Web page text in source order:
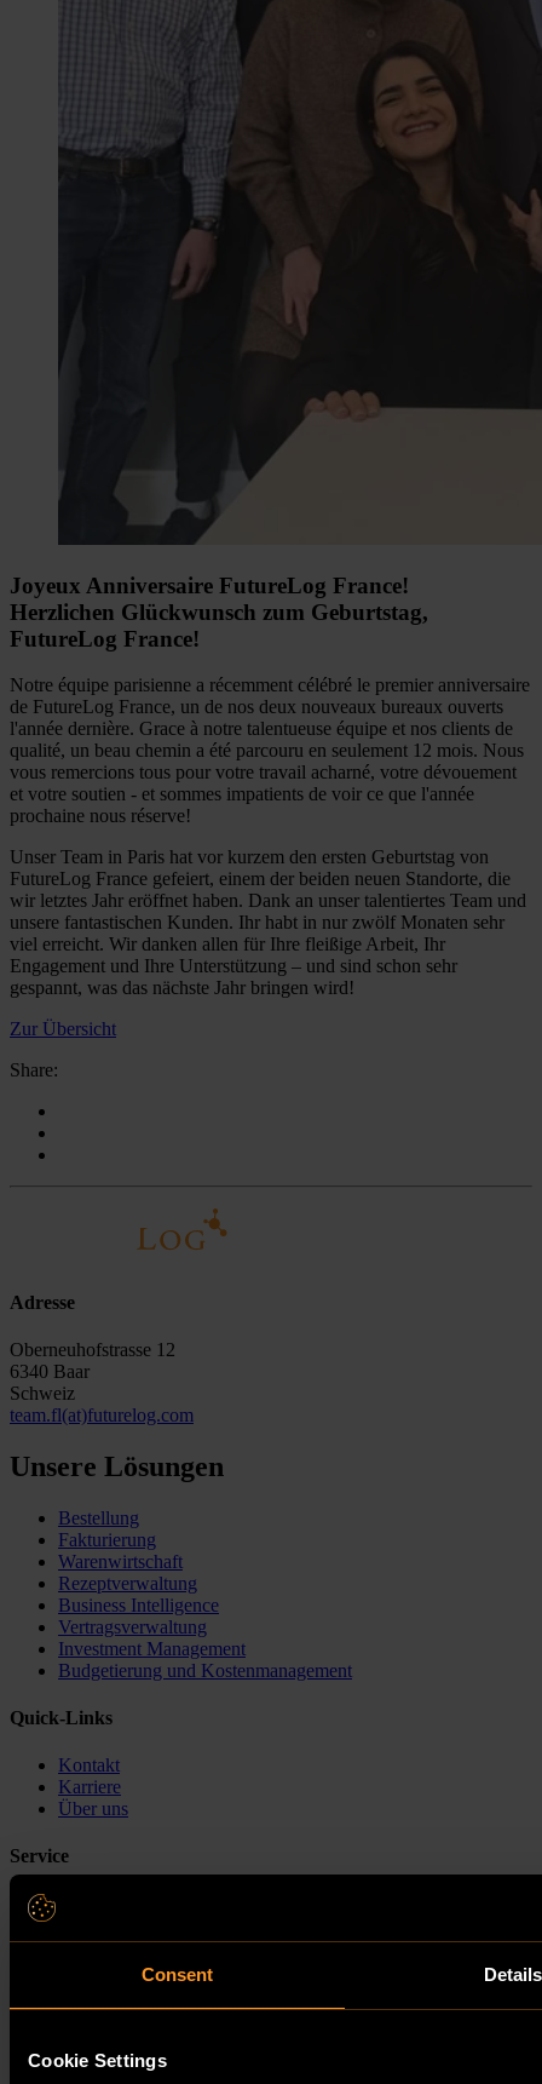
Consent Details
Cookie Settings
Joyeux Anniversaire FutureLog France!
Herzlichen Glückwunsch zum Geburtstag,
FutureLog France!
Notre équipe parisienne a récemment célébré le premier anniversaire
de FutureLog France, un de nos deux nouveaux bureaux ouverts
l'année dernière. Grace à notre talentueuse équipe et nos clients de
qualité, un beau chemin a été parcouru en seulement 12 mois. Nous
vous remercions tous pour votre travail acharné, votre dévouement
et votre soutien - et sommes impatients de voir ce que l'année
prochaine nous réserve!
Unser Team in Paris hat vor kurzem den ersten Geburtstag von
FutureLog France gefeiert, einem der beiden neuen Standorte, die
wir letztes Jahr eröffnet haben. Dank an unser talentiertes Team und
unsere fantastischen Kunden. Ihr habt in nur zwölf Monaten sehr
viel erreicht. Wir danken allen für Ihre fleißige Arbeit, Ihr
Engagement und Ihre Unterstützung – und sind schon sehr
gespannt, was das nächste Jahr bringen wird!
Zur Übersicht
Share:
Adresse
Oberneuhofstrasse 12
6340 Baar
Schweiz
team.fl(at)futurelog.com
Unsere Lösungen
Bestellung
Fakturierung
Warenwirtschaft
Rezeptverwaltung
Business Intelligence
Vertragsverwaltung
Investment Management
Budgetierung und Kostenmanagement
Quick-Links
Kontakt
Karriere
Über uns
Service
Help center
System Status Dashboard
LinkedIn
Deutsch